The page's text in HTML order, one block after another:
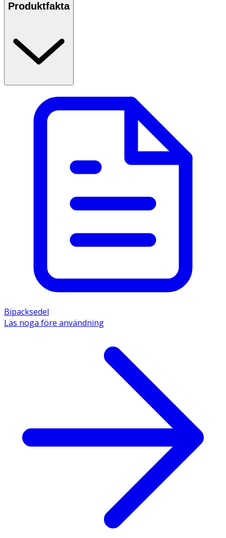
Produktfakta
Bipacksedel
Läs noga före användning